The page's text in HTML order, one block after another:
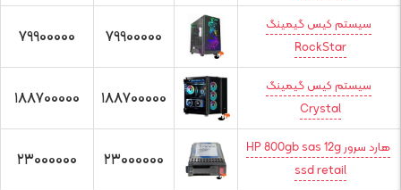
سیستم کیس گیمینگ
RockStar
79900000
79900000
سیستم کیس گیمینگ
Crystal
188700000
188700000
هارد سرور HP 800gb sas 12g
ssd retail
23000000
23000000